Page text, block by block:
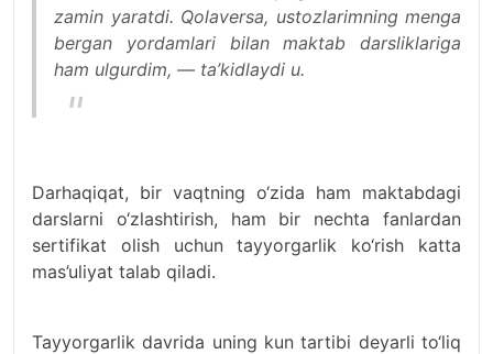
zamin yaratdi. Qolaversa, ustozlarimning menga
bergan yordamlari bilan maktab darsliklariga
ham ulgurdim, — ta’kidlaydi u.
Darhaqiqat, bir vaqtning o‘zida ham maktabdagi
darslarni o‘zlashtirish, ham bir nechta fanlardan
sertifikat olish uchun tayyorgarlik ko‘rish katta
mas’uliyat talab qiladi.
Tayyorgarlik davrida uning kun tartibi deyarli to‘liq